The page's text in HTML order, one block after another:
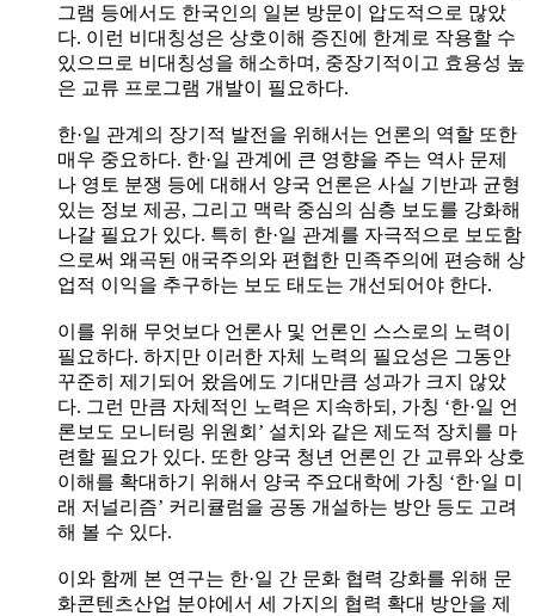
그램 등에서도 한국인의 일본 방문이 압도적으로 많았
다. 이런 비대칭성은 상호이해 증진에 한계로 작용할 수
있으므로 비대칭성을 해소하며, 중장기적이고 효용성 높
은 교류 프로그램 개발이 필요하다.
한·일 관계의 장기적 발전을 위해서는 언론의 역할 또한
매우 중요하다. 한·일 관계에 큰 영향을 주는 역사 문제
나 영토 분쟁 등에 대해서 양국 언론은 사실 기반과 균형
있는 정보 제공, 그리고 맥락 중심의 심층 보도를 강화해
나갈 필요가 있다. 특히 한·일 관계를 자극적으로 보도함
으로써 왜곡된 애국주의와 편협한 민족주의에 편승해 상
업적 이익을 추구하는 보도 태도는 개선되어야 한다.
이를 위해 무엇보다 언론사 및 언론인 스스로의 노력이
필요하다. 하지만 이러한 자체 노력의 필요성은 그동안
꾸준히 제기되어 왔음에도 기대만큼 성과가 크지 않았
다. 그런 만큼 자체적인 노력은 지속하되, 가칭 ‘한·일 언
론보도 모니터링 위원회’ 설치와 같은 제도적 장치를 마
련할 필요가 있다. 또한 양국 청년 언론인 간 교류와 상호
이해를 확대하기 위해서 양국 주요대학에 가칭 ‘한·일 미
래 저널리즘’ 커리큘럼을 공동 개설하는 방안 등도 고려
해 볼 수 있다.
이와 함께 본 연구는 한·일 간 문화 협력 강화를 위해 문
화콘텐츠산업 분야에서 세 가지의 협력 확대 방안을 제